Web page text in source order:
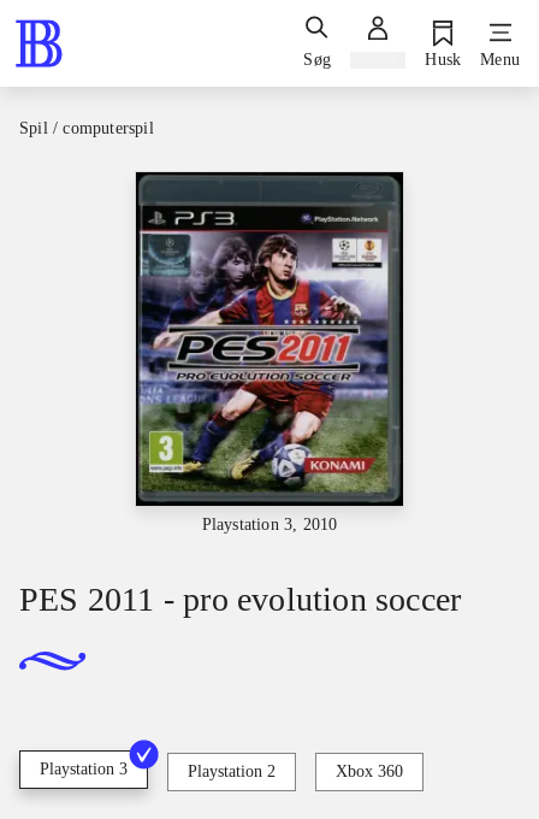
Søg Husk Menu
Spil / computerspil
Playstation 3, 2010
PES 2011 - pro evolution soccer
Playstation 3 Playstation 2 Xbox 360